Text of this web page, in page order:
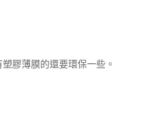
膠薄膜的還要環保一些。